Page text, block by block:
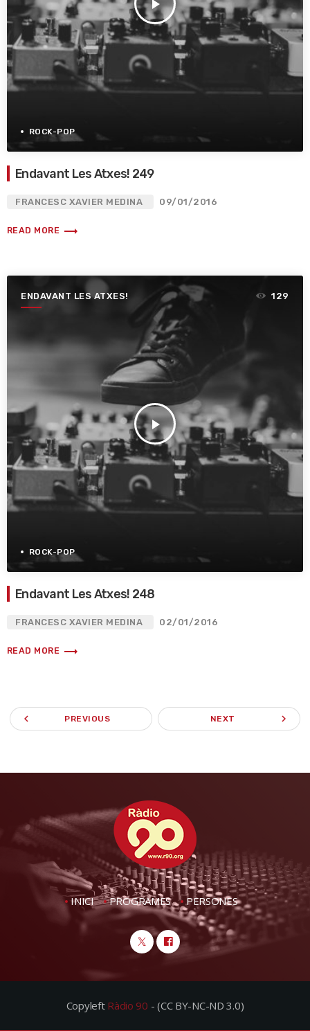
play_arrow
ROCK-POP
Endavant Les Atxes! 249
FRANCESC XAVIER MEDINA 09/01/2016
READ MORE trending_flat
ENDAVANT LES ATXES!
play_arrow
129
ROCK-POP
Endavant Les Atxes! 248
FRANCESC XAVIER MEDINA 02/01/2016
READ MORE trending_flat
navigate_before PREVIOUS NEXT navigate_next
INICI PROGRAMES PERSONES
Copyleft Ràdio 90 - (CC BY-NC-ND 3.0)